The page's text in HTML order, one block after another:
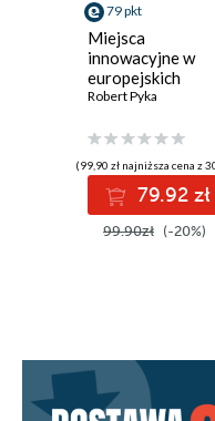
79 pkt
Miejsca
innowacyjne w
europejskich
metropoliach.
innowacji
społecznych na
przykładzie
Saint-Étienne
Robert Pyka
(99,90 zł najniższa cena z
79.92 zł
99.90zł (-20%)